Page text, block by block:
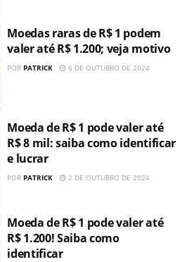
Moedas raras de R$ 1 podem
valer até R$ 1.200; veja motivo
POR PATRICK 6 DE OUTUBRO DE 2024
Moeda de R$ 1 pode valer até
R$ 8 mil: saiba como identificar
e lucrar
POR PATRICK 2 DE OUTUBRO DE 2024
Moeda de R$ 1 pode valer até
R$ 1.200! Saiba como
identificar